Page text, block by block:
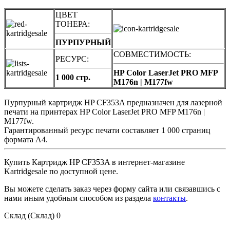
ЦВЕТ
ТОНЕРА:
ПУРПУРНЫЙ
РЕСУРС:
1 000 стр.
СОВМЕСТИМОСТЬ:
HP Color LaserJet PRO MFP
M176n | M177fw
Пурпурный картридж HP CF353A предназначен для лазерной
печати на принтерах HP Color LaserJet PRO MFP M176n |
M177fw.
Гарантированный ресурс печати составляет 1 000 страниц
формата А4.
Купить Картридж HP CF353A в интернет-магазине
Kartridgesale по доступной цене.
Вы можете сделать заказ через форму сайта или связавшись с
нами иным удобным способом из раздела контакты.
Склад (Склад) 0